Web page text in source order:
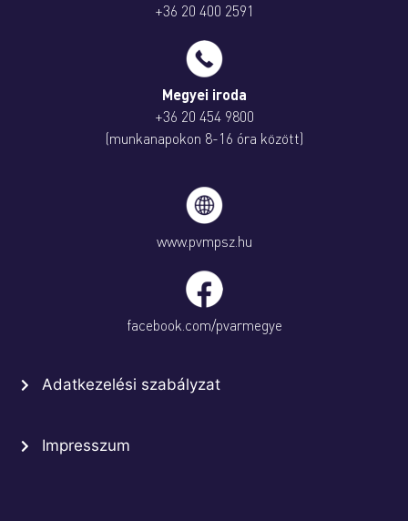
+36 20 400 2591
Megyei iroda
+36 20 454 9800
(munkanapokon 8-16 óra között)
www.pvmpsz.hu
facebook.com/pvarmegye
Adatkezelési szabályzat
Impresszum